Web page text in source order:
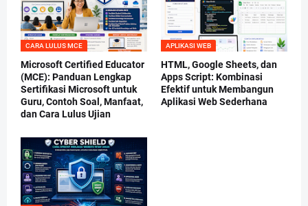
CARA LULUS MCE
Microsoft Certified Educator
(MCE): Panduan Lengkap
Sertifikasi Microsoft untuk
Guru, Contoh Soal, Manfaat,
dan Cara Lulus Ujian
APLIKASI WEB
HTML, Google Sheets, dan
Apps Script: Kombinasi
Efektif untuk Membangun
Aplikasi Web Sederhana